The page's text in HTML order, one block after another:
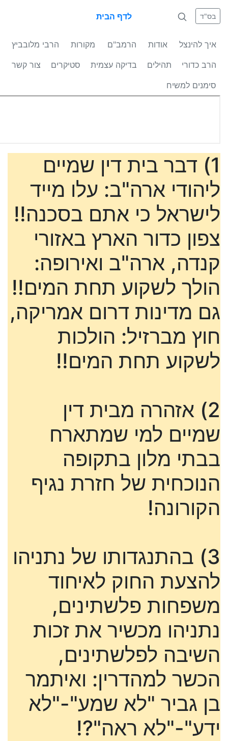
לדף הבית בס"ד
איך להינצל אודות הרמב"ם מקורות
הרבי מלובביץ
הרב כדורי
תהילים בדיקה עצמית סטיקרים
צור קשר
סימנים למשיח
1) דבר בית דין שמיים
ליהודי ארה"ב: עלו מייד
לישראל כי אתם בסכנה!!
צפון כדור הארץ באזורי
קנדה, ארה"ב ואירופה:
הולך לשקוע תחת המים!!
גם מדינות דרום אמריקה,
חוץ מברזיל: הולכות
לשקוע תחת המים!!
2) אזהרה מבית דין
שמיים למי שמתארח
בבתי מלון בתקופה
הנוכחית של חזרת נגיף
הקורונה!
3) בהתנגדותו של נתניהו
להצעת החוק לאיחוד
משפחות פלשתינים,
נתניהו מכשיר את זכות
השיבה לפלשתינים,
הכשר למהדרין: ואיתמר
בן גביר "לא שמע"-"לא
ידע"-"לא ראה"?!